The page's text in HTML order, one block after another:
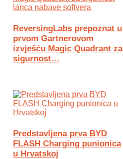
ReversingLabs prepoznat u
prvom Gartnerovom
izvješću Magic Quadrant za
sigurnost…
Predstavljena prva BYD
FLASH Charging punionica
u Hrvatskoj